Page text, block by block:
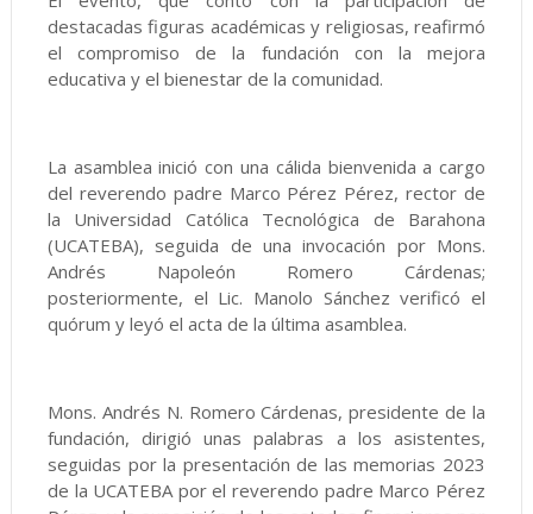
destacadas figuras académicas y religiosas, reafirmó
el compromiso de la fundación con la mejora
educativa y el bienestar de la comunidad.
La asamblea inició con una cálida bienvenida a cargo
del reverendo padre Marco Pérez Pérez, rector de
la Universidad Católica Tecnológica de Barahona
(UCATEBA), seguida de una invocación por Mons.
Andrés Napoleón Romero Cárdenas;
posteriormente, el Lic. Manolo Sánchez verificó el
quórum y leyó el acta de la última asamblea.
Mons. Andrés N. Romero Cárdenas, presidente de la
fundación, dirigió unas palabras a los asistentes,
seguidas por la presentación de las memorias 2023
de la UCATEBA por el reverendo padre Marco Pérez